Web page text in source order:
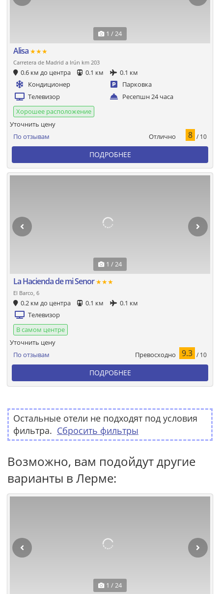
1 / 24
Alisa ★★★
Carretera de Madrid a Irún km 203
0.6 км до центра 0.1 км
0.1 км
Кондиционер
Парковка
Телевизор
Ресепшн 24 часа
Хорошее расположение
По отзывам Отлично 8 / 10
Уточнить цену
ПОДРОБНЕЕ
1 / 24
La Hacienda de mi Senor★★★
El Barco, 6
0.2 км до центра 0.1 км
0.1 км
Телевизор
В самом центре
По отзывам Превосходно 9.3 / 10
Уточнить цену
ПОДРОБНЕЕ
Остальные отели не подходят под условия
фильтра. Сбросить фильтры
Возможно, вам подойдут другие
варианты в Лерме:
1 / 24